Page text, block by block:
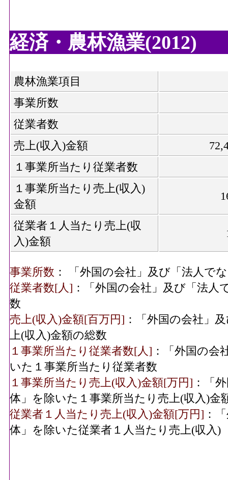
経済・農林漁業(2012)
農林漁業項目
事業所数
従業者数
売上(収入)金額
１事業所当たり従業者数
１事業所当たり売上(収入)
金額
従業者１人当たり売上(収
入)金額
事業所数 ： 「外国の会社」及び「法人で
従業者数[人] ：「外国の会社」及び「法
数
売上(収入)金額[百万円] ：「外国の会社」
上(収入)金額の総数
１事業所当たり従業者数[人] ：「外国の会
いた１事業所当たり従業者数
１事業所当たり売上(収入)金額[万円] ：「
体」を除いた１事業所当たり売上(収入)金
従業者１人当たり売上(収入)金額[万円] ：
体」を除いた従業者１人当たり売上(収入)